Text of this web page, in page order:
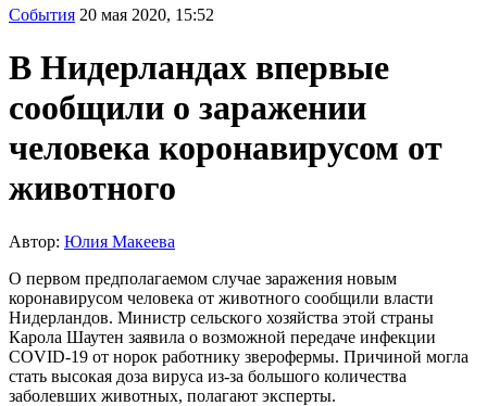
События 20 мая 2020, 15:52
В Нидерландах впервые
сообщили о заражении
человека коронавирусом от
животного
Автор: Юлия Макеева
О первом предполагаемом случае заражения новым
коронавирусом человека от животного сообщили власти
Нидерландов. Министр сельского хозяйства этой страны
Карола Шаутен заявила о возможной передаче инфекции
COVID-19 от норок работнику зверофермы. Причиной могла
стать высокая доза вируса из-за большого количества
заболевших животных, полагают эксперты.